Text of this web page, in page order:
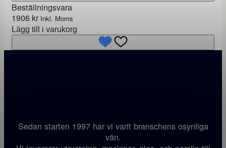
Beställningsvara
1906 kr Inkl. Moms
Lägg till i varukorg
Sedan starten 1997 har vi varit branschens osynliga
vän.